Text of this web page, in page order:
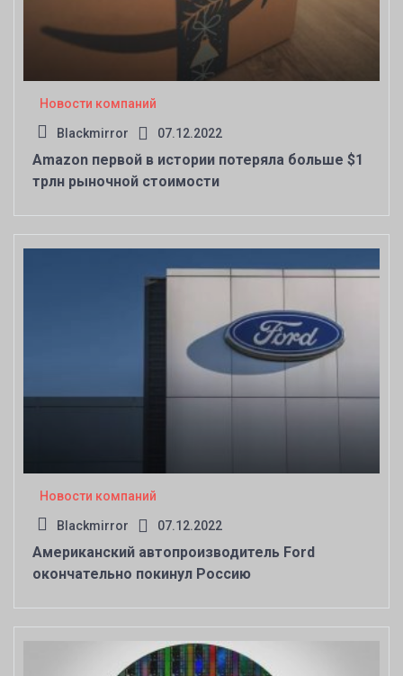
Новости компаний
Blackmirror 07.12.2022
Amazon первой в истории потеряла больше $1
трлн рыночной стоимости
Новости компаний
Blackmirror 07.12.2022
Американский автопроизводитель Ford
окончательно покинул Россию